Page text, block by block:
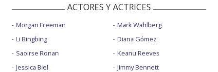
ACTORES Y ACTRICES
Morgan Freeman
Li Bingbing
Saoirse Ronan
Jessica Biel
Mark Wahlberg
Diana Gómez
Keanu Reeves
Jimmy Bennett